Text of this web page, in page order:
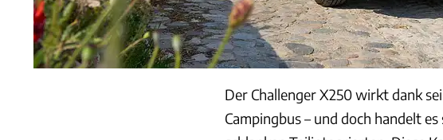
Der Challenger X250 wirkt dank
Campingbus – und doch handelt